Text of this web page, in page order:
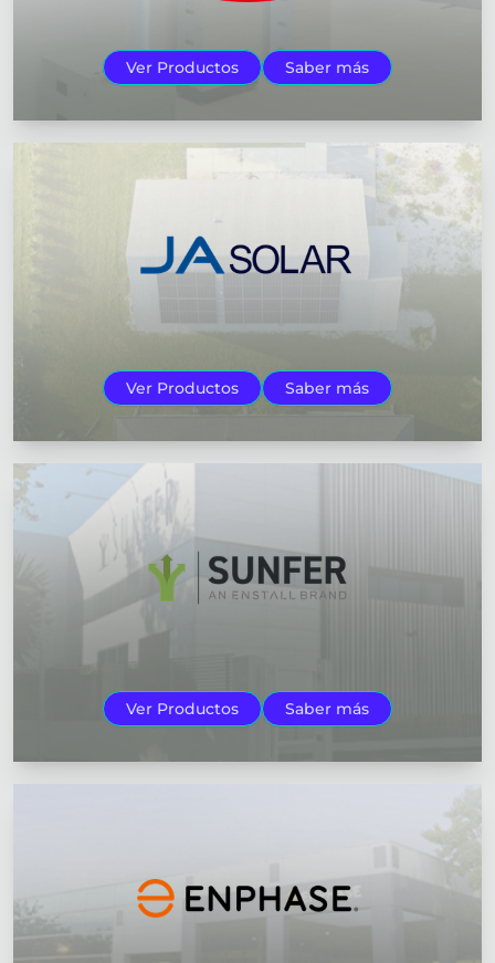
Ver Productos Saber más
Ver Productos Saber más
Ver Productos Saber más